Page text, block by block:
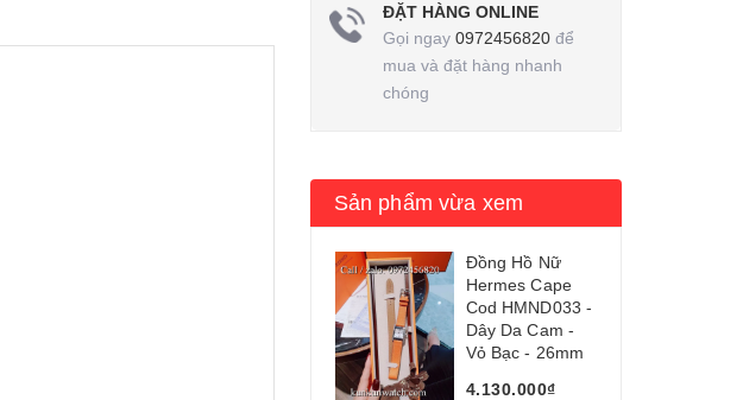
ĐẶT HÀNG ONLINE
Gọi ngay 0972456820để
mua và đặt hàng nhanh
chóng
Sản phẩm vừa xem
Đồng Hồ Nữ
Hermes Cape
Cod HMND033 -
Dây Da Cam -
Vỏ Bạc - 26mm
4.130.000₫